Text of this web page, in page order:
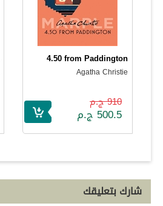
4.50 from Paddington
Agatha Christie
910 ج.م
500.5 ج.م
شارك بتعليقك